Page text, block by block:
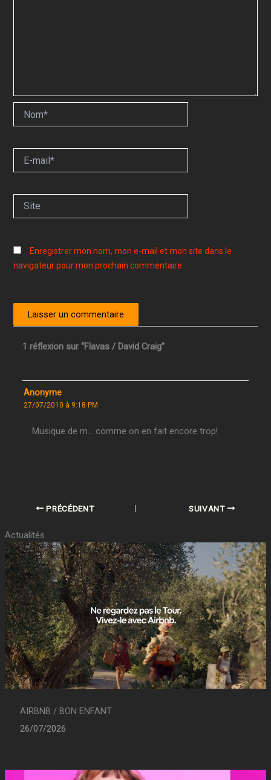
mail*
Enregistrer mon nom, mon e-mail et mon site dans le
navigateur pour mon prochain commentaire.
1 réflexion sur “Flavas / David Craig”
Anonyme
27/07/2010 à 9:18 PM
Musique de m… comme on en fait encore trop!
PRÉCÉDENT SUIVANT
Actualités
AIRBNB / BON ENFANT
26/07/2026